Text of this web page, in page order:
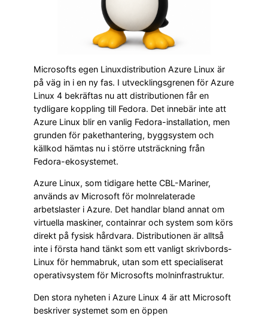
Microsofts egen Linuxdistribution Azure Linux är
på väg in i en ny fas. I utvecklingsgrenen för Azure
Linux 4 bekräftas nu att distributionen får en
tydligare koppling till Fedora. Det innebär inte att
Azure Linux blir en vanlig Fedora-installation, men
grunden för pakethantering, byggsystem och
källkod hämtas nu i större utsträckning från
Fedora-ekosystemet.
Azure Linux, som tidigare hette CBL-Mariner,
används av Microsoft för molnrelaterade
arbetslaster i Azure. Det handlar bland annat om
virtuella maskiner, containrar och system som körs
direkt på fysisk hårdvara. Distributionen är alltså
inte i första hand tänkt som ett vanligt skrivbords-
Linux för hemmabruk, utan som ett specialiserat
operativsystem för Microsofts molninfrastruktur.
Den stora nyheten i Azure Linux 4 är att Microsoft
beskriver systemet som en öppen